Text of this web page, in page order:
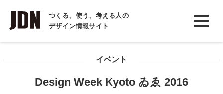
つくる、使う、考える人の
デザイン情報サイト
INTERVIEW
インタビュー
イベント
Design Week Kyoto ゐゑ 2016